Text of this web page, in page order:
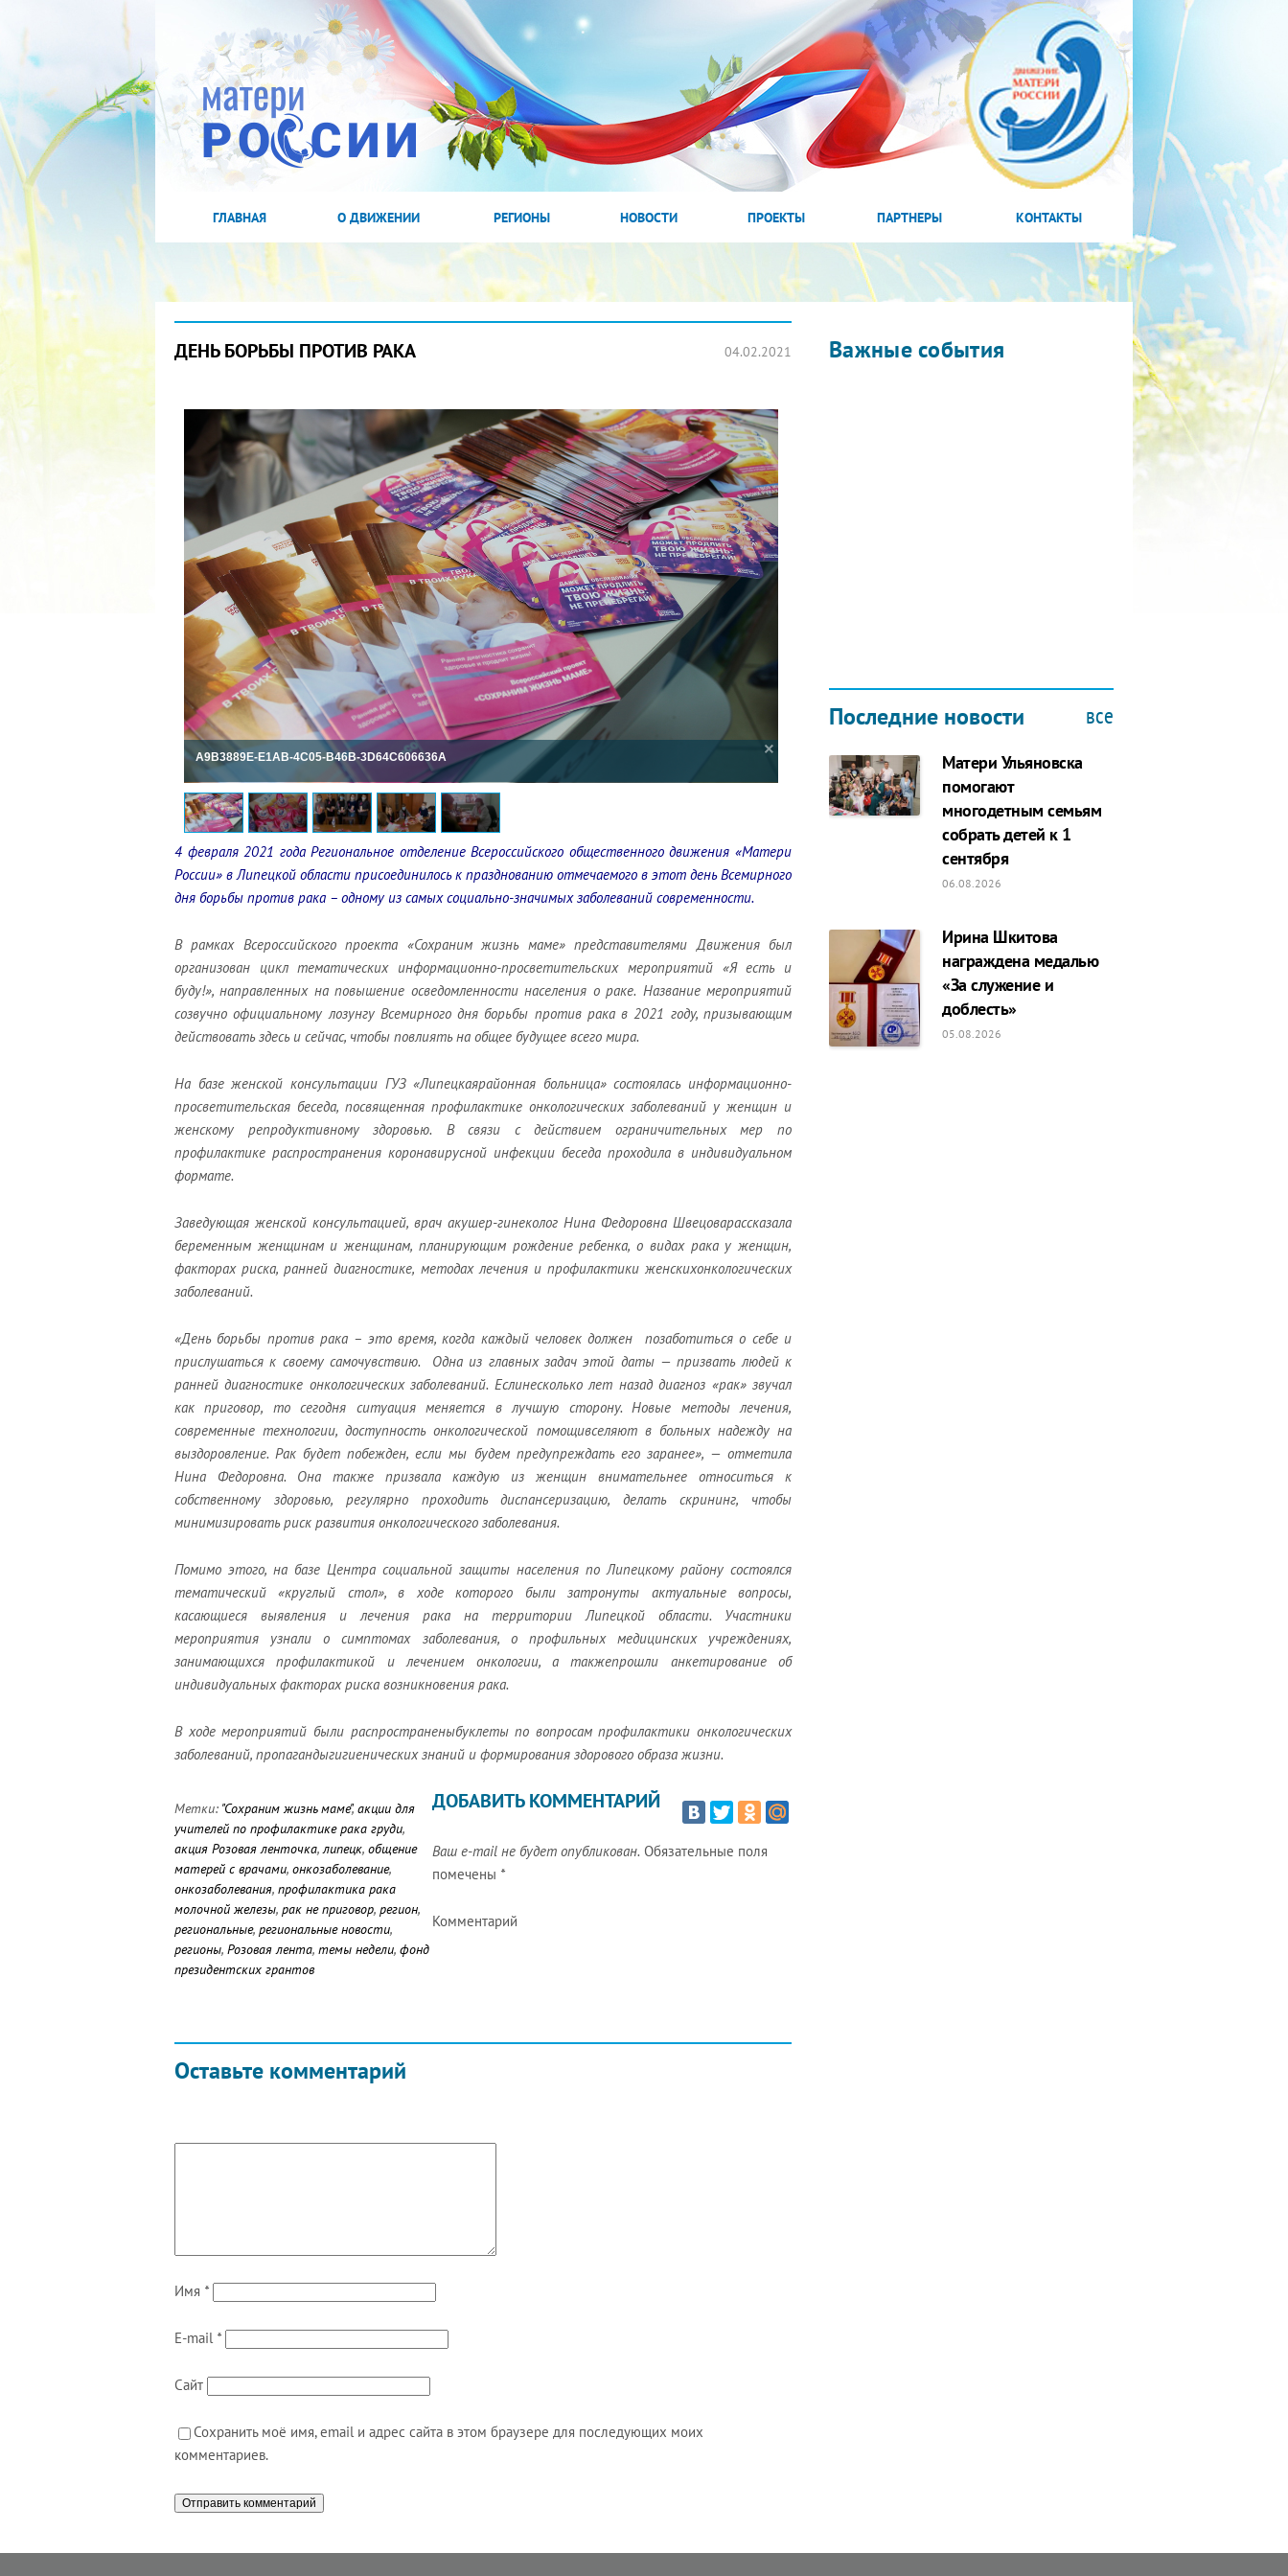
ГЛАВНАЯ О ДВИЖЕНИИ РЕГИОНЫ НОВОСТИ ПРОЕКТЫ ПАРТНЕРЫ КОНТАКТЫ
ДЕНЬ БОРЬБЫ ПРОТИВ РАКА 04.02.2021
A9B3889E-E1AB-4C05-B46B-3D64C606636A
4 февраля2021 года Региональное отделение Всероссийского общественного движения «Матери
России» в Липецкой области присоединилось к празднованию отмечаемого в этот деньВсемирного
дня борьбы против рака – одному из самых социально-значимых заболеваний современности.
В рамках Всероссийского проекта «Сохраним жизнь маме»представителями Движения был
организован циклтематических информационно-просветительских мероприятий «Я есть и
буду!», направленных на повышение осведомленности населения о раке. Название мероприятий
созвучно официальному лозунгу Всемирного дня борьбы против рака в 2021 году, призывающим
действовать здесь и сейчас, чтобы повлиять на общее будущее всего мира.
На базеженской консультации ГУЗ «Липецкаярайонная больница»состоялась информационно-
просветительская беседа, посвященная профилактике онкологических заболеваний у женщин и
женскому репродуктивному здоровью.
В связи с действием ограничительных мер по
профилактике распространения коронавирусной инфекции беседа проходила в индивидуальном
формате.
Заведующая женской консультацией, врач акушер-гинеколог Нина Федоровна Швецоварассказала
беременным женщинам и женщинам, планирующим рождение ребенка,о видах рака у женщин,
факторах риска,ранней диагностике, методах лечения и профилактикиженскихонкологических
заболеваний.
«День борьбы противрака – это время, когда каждый человек должен позаботиться о себе и
прислушаться к своему самочувствию. Одна из главных задач этой даты — призвать людей к
ранней диагностике онкологических заболеваний. Еслинескольколет назад диагноз «рак» звучал
как приговор, тосегодня ситуацияменяется в лучшую сторону.Новые методы лечения,
современные технологии, доступность онкологической помощивселяют в больных надежду на
выздоровление. Рак будет побежден, если мы будем предупреждать его заранее», — отметила
Нина Федоровна. Она также призвала каждую из женщин внимательнее относиться к
собственному здоровью, регулярно проходить диспансеризацию, делать скрининг, чтобы
минимизировать риск развития онкологического заболевания.
Помимо этого, на базе Центра социальной защиты населения по Липецкому району состоялся
тематический «круглый стол», в ходе которого были затронуты актуальные вопросы,
касающиеся выявления и лечения рака на территории Липецкой области. Участники
мероприятия узнали о симптомах заболевания,опрофильных медицинских учреждениях,
занимающихся профилактикой и лечением онкологии, а такжепрошли анкетированиеоб
индивидуальных факторах риска возникновения рака.
В ходе мероприятий были распространеныбуклетыпо вопросам профилактики онкологических
заболеваний, пропагандыгигиенических знаний и формирования здорового образа жизни.
Метки: "Сохраним жизнь маме",акции для
учителей по профилактике рака груди,
акция Розовая ленточка,липецк, общение
матерей с врачами, онкозаболевание,
онкозаболевания, профилактика рака
молочной железы, рак не приговор, регион,
региональные, региональные новости,
регионы, Розовая лента, темы недели, фонд
президентских грантов
Оставьте комментарий
ДОБАВИТЬ КОММЕНТАРИЙ
Ваш e-mail не будет опубликован. Обязательные поля
помечены *
Комментарий
Имя *
E-mail *
Сайт
Сохранить моё имя, email и адрес сайта в этом браузере для последующих моих
комментариев.
Важные события
КУБОК ДРУЖБЫ
02.09.2019
Последние новости все
Матери Ульяновска
помогают
многодетным семьям
собрать детей к 1
сентября
06.08.2026
Ирина Шкитова
награждена медалью
«За служение и
доблесть»
05.08.2026